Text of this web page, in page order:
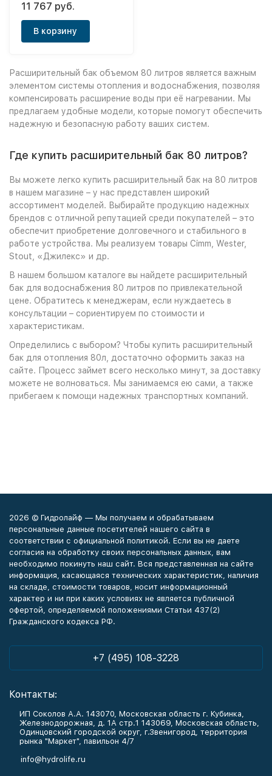
11 767 руб.
В корзину
Расширительный бак объемом 80 литров является важным
элементом системы отопления и водоснабжения, позволяя
компенсировать расширение воды при её нагревании. Мы
предлагаем удобные модели, которые помогут обеспечить
надежную и безопасную работу ваших систем.
Где купить расширительный бак 80 литров?
Вы можете легко купить расширительный бак на 80 литров
в нашем магазине – у нас представлен широкий
ассортимент моделей. Выбирайте продукцию надежных
брендов с отличной репутацией среди покупателей – это
обеспечит приобретение долговечного и стабильного в
работе устройства. Мы реализуем товары Cimm, Wester,
Stout, «Джилекс» и др.
В нашем большом каталоге вы найдете расширительный
бак для водоснабжения 80 литров по привлекательной
цене. Обратитесь к менеджерам, если нуждаетесь в
консультации – сориентируем по стоимости и
характеристикам.
Определились с выбором? Чтобы купить расширительный
бак для отопления 80л, достаточно оформить заказ на
сайте. Процесс займет всего несколько минут, за доставку
можете не волноваться. Мы занимаемся ею сами, а также
прибегаем к помощи надежных транспортных компаний.
2026 © Гидролайф — Мы получаем и обрабатываем
персональные данные посетителей нашего сайта в
соответствии с официальной политикой. Если вы не даете
согласия на обработку своих персональных данных, вам
необходимо покинуть наш сайт. Вся представленная на сайте
информация, касающаяся технических характеристик, наличия
на складе, стоимости товаров, носит информационный
характер и ни при каких условиях не является публичной
офертой, определяемой положениями Статьи 437(2)
Гражданского кодекса РФ.
+7 (495) 108-3228
Контакты:
ИП Соколов А.А. 143070, Московская область г. Кубинка,
Железнодорожная, д. 1А стр.1 143069, Московская область,
Одинцовский городской округ, г.Звенигород, территория
рынка "Маркет", павильон 4/7
info@hydrolife.ru